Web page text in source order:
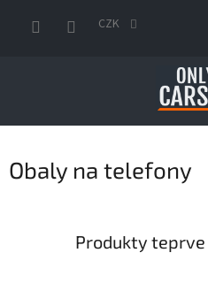
CZK
Obaly na telefony
Produkty